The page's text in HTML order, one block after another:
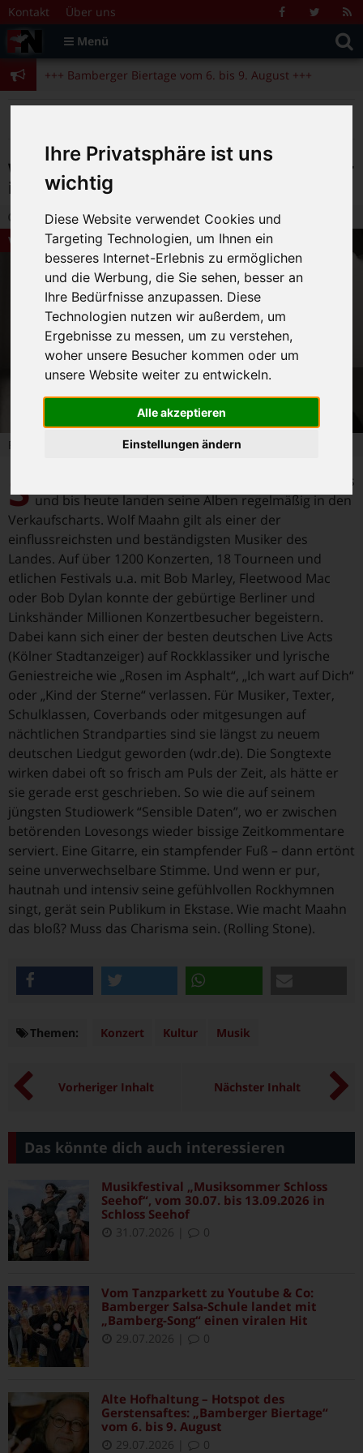
Ihre Privatsphäre ist uns
wichtig
Diese Website verwendet Cookies und
Targeting Technologien, um Ihnen ein
besseres Internet-Erlebnis zu ermöglichen
und die Werbung, die Sie sehen, besser an
Ihre Bedürfnisse anzupassen. Diese
Technologien nutzen wir außerdem, um
Ergebnisse zu messen, um zu verstehen,
woher unsere Besucher kommen oder um
unsere Website weiter zu entwickeln.
Alle akzeptieren
Einstellungen ändern
Zum Inhalt springen
Kontakt Über uns FacebookTwitter
Menü
Suche
nach:
+++ Bamberger Biertage vom 6. bis 9. August +++
+++ Blues- und Jazzfestival vom 31.7. bis 9.8. +++
+++ Bamberger Biertage vom 6. bis 9. August +++
+++ Blues- und Jazzfestival vom 31.7. bis 9.8. +++
Wolf Maahn Solo & Acoustic, am 9. Oktober
im Kulturboden Hallstadt
5.09.2022 20:16 | FN-Redaktion |
0
Veranstaltungstipps
Foto: Angelika Maahn
S
eine Songs erreichten schon in den 80ern Kultstatus
und bis heute landen seine Alben regelmäßig in den
Verkaufscharts. Wolf Maahn gilt als einer der
einflussreichsten und beständigsten Musiker des
Landes. Auf über 1200 Konzerten, 18 Tourneen und
etlichen Festivals u.a. mit Bob Marley, Fleetwood Mac
oder Bob Dylan konnte der gebürtige Berliner und
Linkshänder Millionen Konzertbesucher begeistern.
Dabei kann sich einer der besten deutschen Live Acts
(Kölner Stadtanzeiger) auf Rockklassiker und lyrische
Geniestreiche wie „Rosen im Asphalt“, „Ich wart auf Dich“
oder „Kind der Sterne“ verlassen. Für Musiker, Texter,
Schulklassen, Coverbands oder mitgesungen auf
nächtlichen Strandparties sind sie längst zu neuem
deutschen Liedgut geworden (wdr.de). Die Songtexte
wirken dabei oft so frisch am Puls der Zeit, als hätte er
sie gerade erst geschrieben. So wie die auf seinem
jüngsten Studiowerk “Sensible Daten”, wo er zwischen
betörenden Lovesongs wieder bissige Zeitkommentare
serviert. Eine Gitarre, ein stampfender Fuß – dann ertönt
seine unverwechselbare Stimme. Und wenn er pur,
hautnah und intensiv seine gefühlvollen Rockhymnen
singt, gerät sein Publikum in Ekstase. Wie macht Maahn
das bloß? Muss das Charisma sein. (Rolling Stone).
Themen: Themen
Konzert Kultur Musik
Vorheriger Inhalt Nächster Inhalt
Das könnte dich auch interessieren
Musikfestival „Musiksommer Schloss
Seehof“, vom 30.07. bis 13.09.2026 in
Schloss Seehof
31.07.2026 0
Vom Tanzparkett zu Youtube & Co:
Bamberger Salsa-Schule landet mit
„Bamberg-Song“ einen viralen Hit
29.07.2026 0
Alte Hofhaltung – Hotspot des
Gerstensaftes: „Bamberger Biertage“
vom 6. bis 9. August
29.07.2026 0